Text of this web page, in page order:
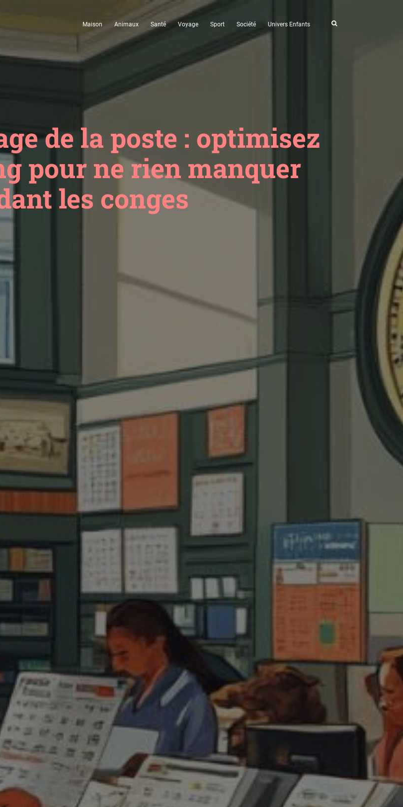
Maison Animaux Santé Voyage Sport Société Univers Enfants
de la poste : optimisez
pour ne rien manquer
les conges